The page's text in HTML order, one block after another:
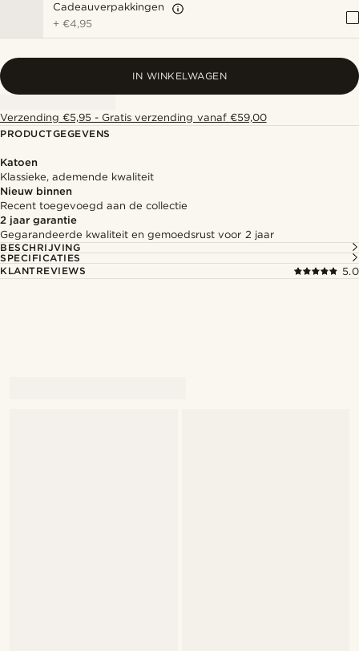
Cadeauverpakkingen
+€4,95
IN WINKELWAGEN
Verzending €5,95 - Gratis verzending vanaf €59,00
PRODUCTGEGEVENS
Katoen
Klassieke, ademende kwaliteit
Nieuw binnen
Recent toegevoegd aan de collectie
2 jaar garantie
Gegarandeerde kwaliteit en gemoedsrust voor 2 jaar
BESCHRIJVING
SPECIFICATIES
KLANTREVIEWS
5.0